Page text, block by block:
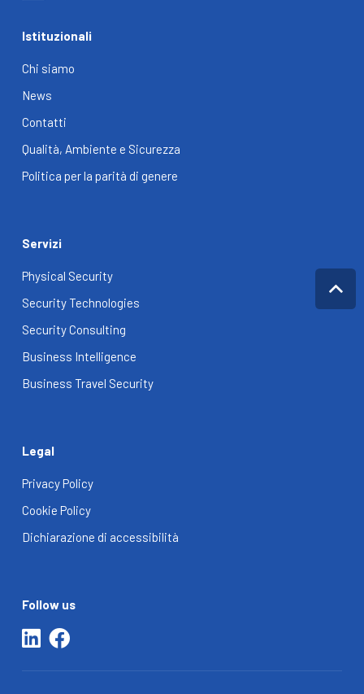
Istituzionali
Chi siamo
News
Contatti
Qualità, Ambiente e Sicurezza
Politica per la parità di genere
Servizi
Physical Security
Security Technologies
Security Consulting
Business Intelligence
Business Travel Security
Legal
Privacy Policy
Cookie Policy
Dichiarazione di accessibilità
Follow us